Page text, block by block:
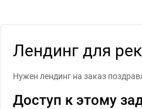
Лендинг для
Нужен лендинг на заказ
Доступ к этому